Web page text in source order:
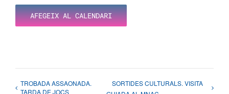
AFEGEIX AL CALENDARI
TROBADA ASSAONADA.
TARDA DE JOCS
SORTIDES CULTURALS. VISITA